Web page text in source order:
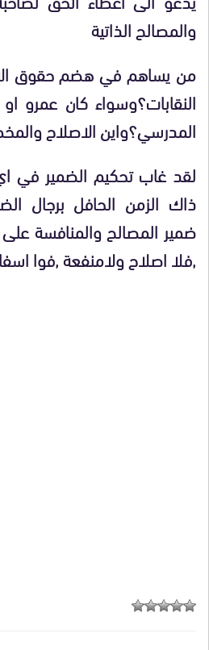
والمصالح الذاتية
من يساهم في هضم حقوق
النقابات؟وسواء كان عمرو
المدرسي؟واين الاصلاح
لقد غاب تحكيم الضمير في
ذاك الزمن الحافل برجال
ضمير المصالح والمنافسة
,فلا اصلاح ولامنفعة ,فوا